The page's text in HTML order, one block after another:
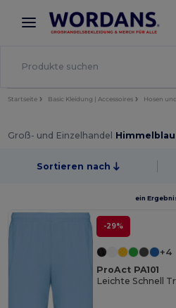
× Wordans App
Bessere Preise in der App!
Startseite Basic Kleidung | Accessoires Hosen
Groß- und Einzelhandel
Sortieren nach
ein
-29%
+4
ProAct PA101
Leichte Schnell